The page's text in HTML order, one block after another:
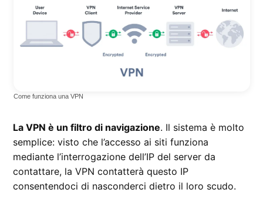
Come funziona una VPN
La VPN è un filtro di navigazione. Il sistema è molto
semplice: visto che l’accesso ai siti funziona
mediante l’interrogazione dell’IP del server da
contattare, la VPN contatterà questo IP
consentendoci di nasconderci dietro il loro scudo.